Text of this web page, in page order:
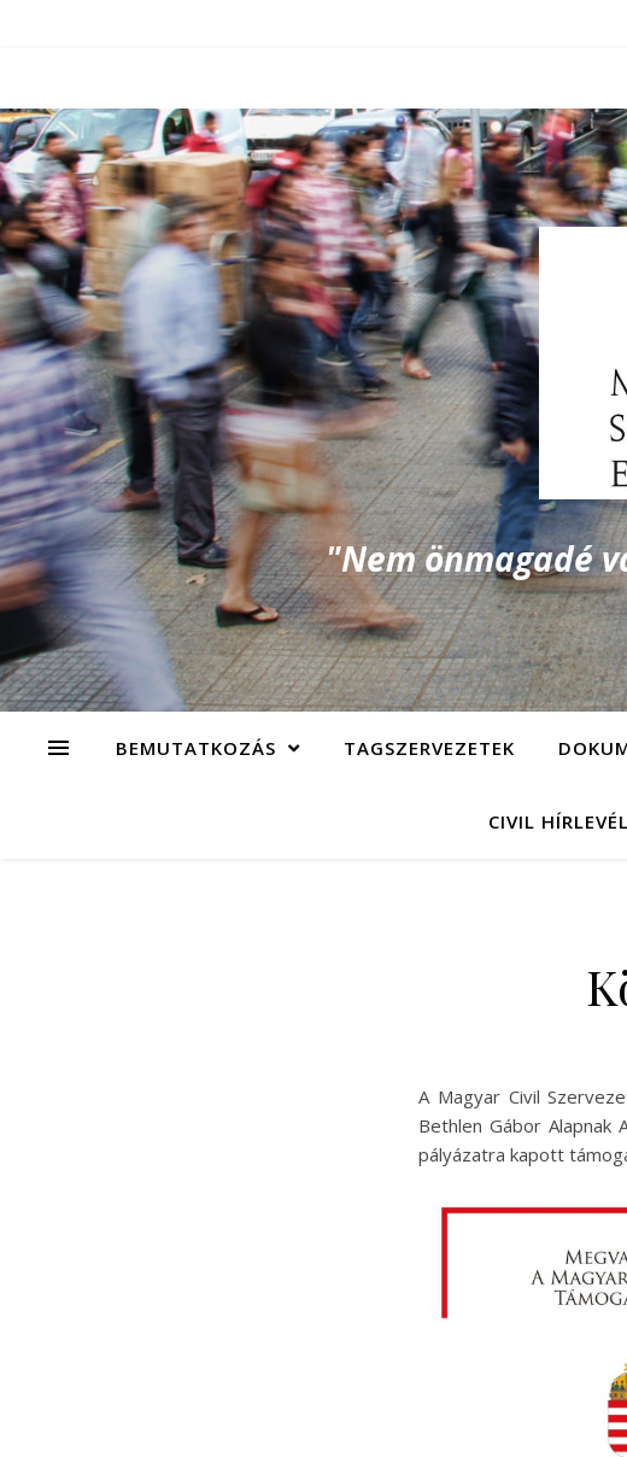
"Nem önmagadé
BEMUTATKOZÁS TAGSZERVEZETEK
CIVIL HÍRLEVÉL
A Magyar Civil
Bethlen Gábor Alapnak
pályázatra kapott